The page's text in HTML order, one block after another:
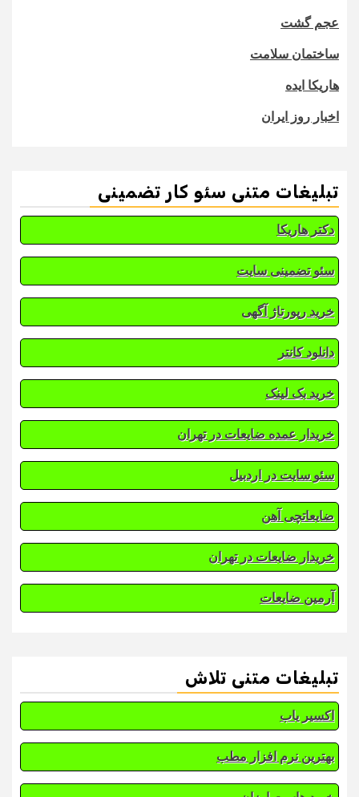
عجم گشت
ساختمان سلامت
هاریکا ایده
اخبار روز ایران
تبلیغات متنی سئو کار تضمینی
دکتر هاریکا
سئو تضمینی سایت
خرید رپورتاژ آگهی
دانلود کانتر
خرید بک لینک
خریدار عمده ضایعات در تهران
سئو سایت در اردبیل
ضایعاتچی آهن
خریدار ضایعات در تهران
آرمین ضایعات
تبلیغات متنی تلاش
اکسیر یاب
بهترین نرم افزار مطب